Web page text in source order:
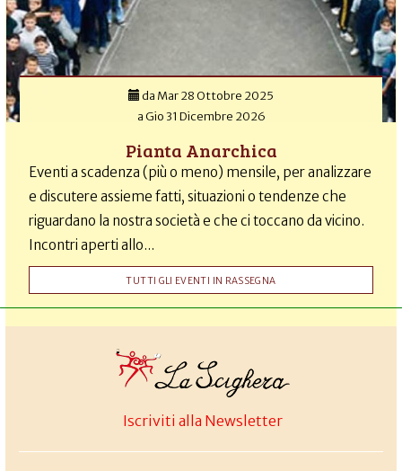
da Mar 28 Ottobre 2025
aGio 31 Dicembre 2026
Pianta Anarchica
Eventi a scadenza (più o meno) mensile, per analizzare
e discutere assieme fatti, situazioni o tendenze che
riguardano la nostra società e che ci toccano da vicino.
Incontri aperti allo...
TUTTI GLI EVENTI IN RASSEGNA
Iscriviti alla Newsletter